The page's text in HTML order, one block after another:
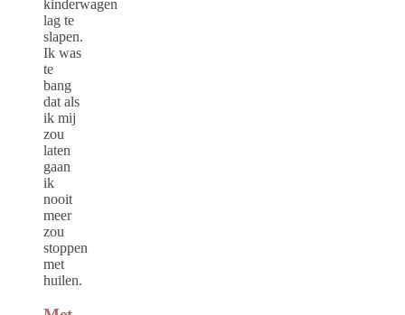
kinderwagen
lag te
slapen.
Ik was
te
bang
dat als
ik mij
zou
laten
gaan
ik
nooit
meer
zou
stoppen
met
huilen.